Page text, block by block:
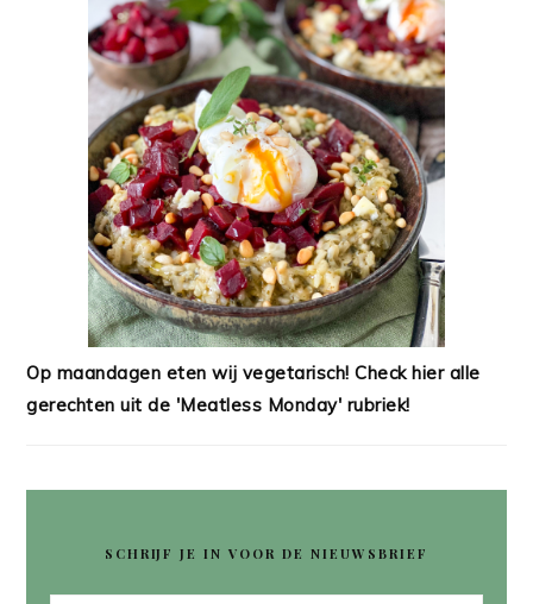
Op maandagen eten wij vegetarisch! Check hier alle
gerechten uit de 'Meatless Monday' rubriek!
SCHRIJF JE IN VOOR DE NIEUWSBRIEF